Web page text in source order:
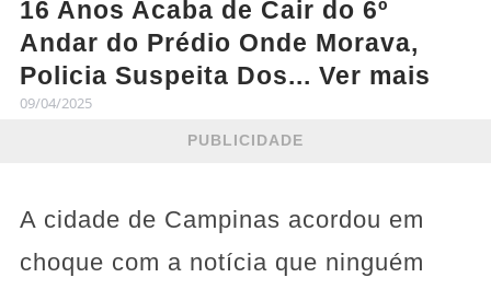
16 Anos Acaba de Cair do 6º
Andar do Prédio Onde Morava,
Policia Suspeita Dos... Ver mais
09/04/2025
PUBLICIDADE
A cidade de Campinas acordou em
choque com a notícia que ninguém